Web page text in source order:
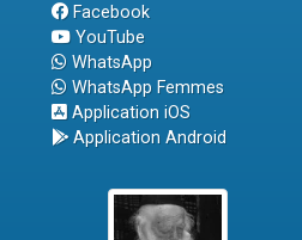
Facebook
YouTube
WhatsApp
WhatsApp Femmes
Application iOS
Application Android